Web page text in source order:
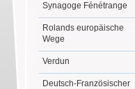
Synagoge Fénétrange
Rolands europäische
Wege
Verdun
Deutsch-Französischer